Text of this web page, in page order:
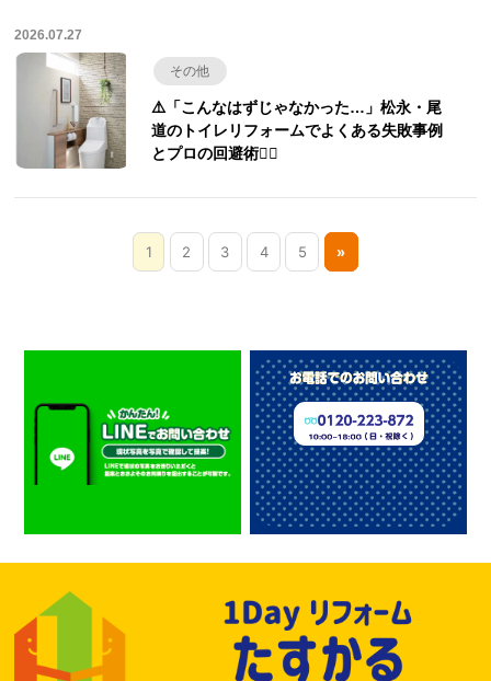
2026.07.27
その他
⚠️「こんなはずじゃなかった…」松永・尾
道のトイレリフォームでよくある失敗事例
とプロの回避術🙅‍♀️
1 2 3 4 5 »